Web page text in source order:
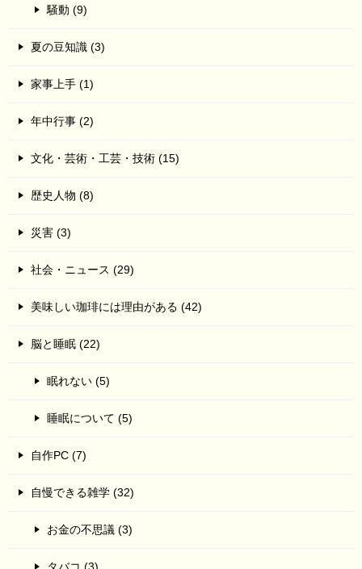
騒動 (9)
夏の豆知識 (3)
家事上手 (1)
年中行事 (2)
文化・芸術・工芸・技術 (15)
歴史人物 (8)
災害 (3)
社会・ニュース (29)
美味しい珈琲には理由がある (42)
脳と睡眠 (22)
眠れない (5)
睡眠について (5)
自作PC (7)
自慢できる雑学 (32)
お金の不思議 (3)